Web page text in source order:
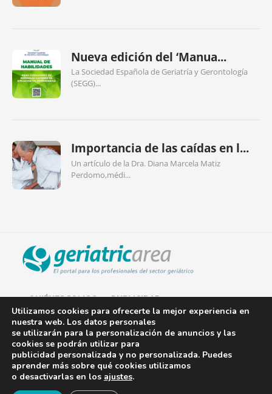
Nueva edición del ‘Manua...
La Sociedad Española de Geriatría y Gerontología
(SEGG)...
Importancia de las caídas en l...
Un artículo de la Dra. Diana Marcela Matiz
Perdomo,médi...
QUIÉNES SOMOS PUBLICIDAD
AVISO LEGAL
POLÍTICA DE COOKIES
POLÍTICA DE PRIVACIDAD
Utilizamos cookies para ofrecerte la mejor experiencia en
nuestra web. Los datos personales
se utilizarán para la personalización de anuncios y las
cookies se podrán utilizar para
publicidad personalizada y no personalizada. Puedes
aprender más sobre qué cookies utilizamos
o desactivarlas en los ajustes.